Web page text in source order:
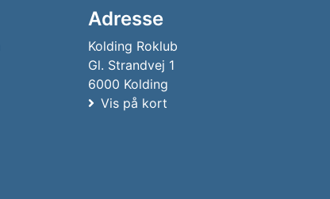
Adresse
Kolding Roklub
Gl. Strandvej 1
6000 Kolding
Vis på kort